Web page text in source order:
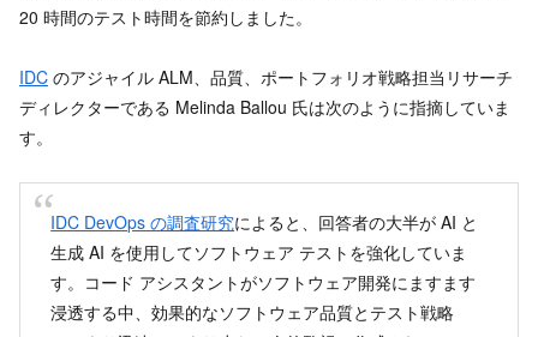
20 時間のテスト時間を節約しました。
IDC のアジャイル ALM、品質、ポートフォリオ戦略担当リサーチ
ディレクターである Melinda Ballou 氏は次のように指摘していま
す。
IDC DevOps の調査研究によると、回答者の大半が AI と
生成 AI を使用してソフトウェア テストを強化していま
す。コード アシスタントがソフトウェア開発にますます
浸透する中、効果的なソフトウェア品質とテスト戦略